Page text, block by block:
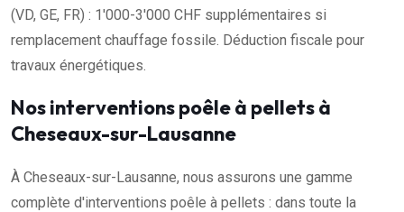
(VD, GE, FR) : 1'000-3'000 CHF supplémentaires si
remplacement chauffage fossile. Déduction fiscale pour
travaux énergétiques.
Nos interventions poêle à pellets à
Cheseaux-sur-Lausanne
À Cheseaux-sur-Lausanne, nous assurons une gamme
complète d'interventions poêle à pellets : dans toute la